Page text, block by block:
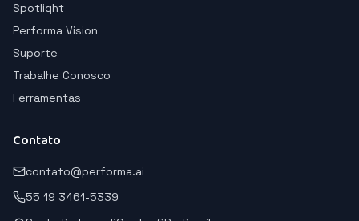
Spotlight
Performa Vision
Suporte
Trabalhe Conosco
Ferramentas
Contato
contato@performa.ai
55 19 3461-5339